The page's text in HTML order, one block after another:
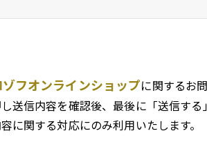
フオンラインショップに関するお
信内容を確認後、最後に「送信する
に関する対応にのみ利用いたします。